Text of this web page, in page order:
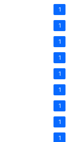
1
1
1
1
1
1
1
1
1